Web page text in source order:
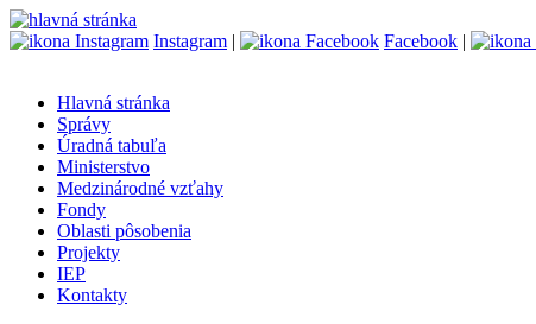
Instagram | Facebook |
Hlavná stránka
Správy
Úradná tabuľa
Ministerstvo
Medzinárodné vzťahy
Fondy
Oblasti pôsobenia
Projekty
IEP
Kontakty